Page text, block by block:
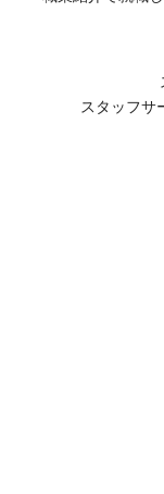
スタッフサ